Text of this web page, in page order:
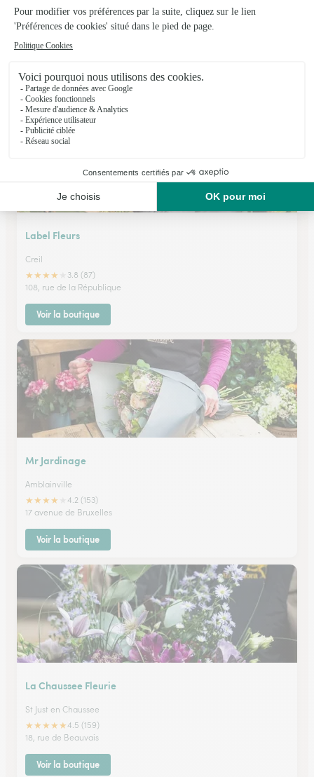
Le Marche des Fleurs
★★★★★4.7 (300)
Voir la boutique
Label Fleurs
Creil
★★★★
3.8 (87)
108, rue de la République
Voir la boutique
Mr Jardinage
Amblainville
★★★★
4.2 (153)
17 avenue de Bruxelles
Voir la boutique
La Chaussee Fleurie
St Just en Chaussee
★★★★★4.5 (159)
18, rue de Beauvais
Voir la boutique